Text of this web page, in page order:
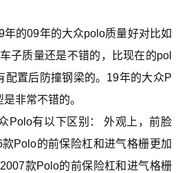
的09年的大众polo质量好对比如
子质量还是不错的，比现在的pol
配置后防撞钢梁的。19年的大众P
非常不错的。
Polo有以下区别： 外观上，前脸
Polo的前保险杠和进气格栅更加
款Polo的前保险杠和进气格栅